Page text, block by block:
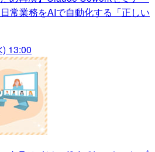
常業務をAIで自動化する「正しい
13:00